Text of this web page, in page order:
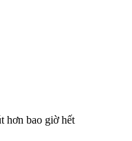
hơn bao giờ hết